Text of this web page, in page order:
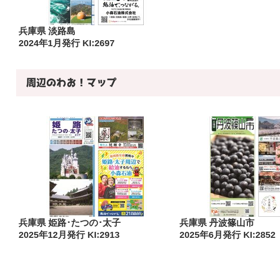
兵庫県 淡路島
2024年1月発行 KI:2697
周辺のわお！マップ
兵庫県 姫路･たつの･太子
2025年12月発行 KI:2913
兵庫県 丹波篠山市
2025年6月発行 KI:2852